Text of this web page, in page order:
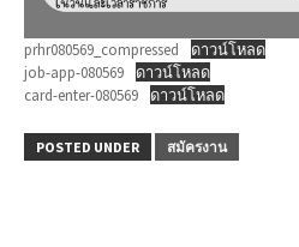
prhr080569_compressed
ดาวน์โหลด
job-app-080569
ดาวน์โหลด
card-enter-080569
ดาวน์โหลด
POSTED UNDER สมัครงาน